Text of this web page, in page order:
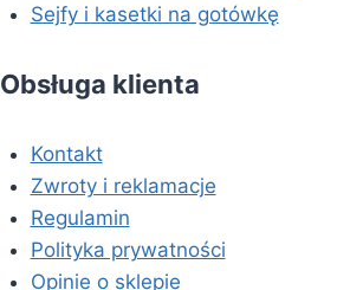
Sejfy i kasetki na gotówkę
Obsługa klienta
Kontakt
Zwroty i reklamacje
Regulamin
Polityka prywatności
Opinie o sklepie